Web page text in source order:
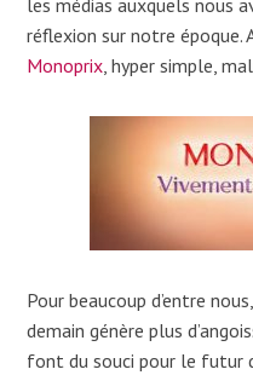
réflexion sur notre époque.
Monoprix , hyper simple,
Pour beaucoup d’entre
demain génère plus
font du souci pour le futur